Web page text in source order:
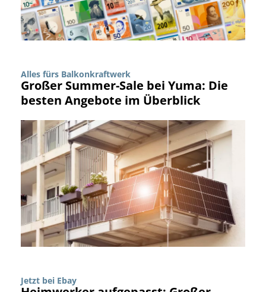
Alles fürs Balkonkraftwerk
Großer Summer-Sale bei Yuma: Die
besten Angebote im Überblick
Jetzt bei Ebay